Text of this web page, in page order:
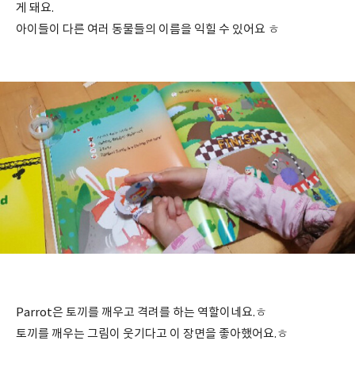
게 돼요.
아이들이 다른 여러 동물들의 이름을 익힐 수 있어요 ㅎ
Parrot은 토끼를 깨우고 격려를 하는 역할이네요.ㅎ
토끼를 깨우는 그림이 웃기다고 이 장면을 좋아했어요.ㅎ